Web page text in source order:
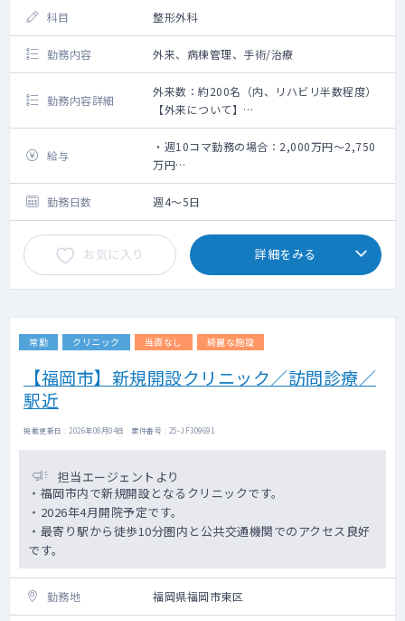
科目 整形外科
勤務内容 外来、病棟管理、手術/治療
勤務内容詳細
外来数：約200名（内、リハビリ半数程度）
【外来について】
◇主な症例：骨粗鬆症検診、治療・肩、関節
の疼痛・膝関節の疼痛・外傷（骨折・脱臼・
捻挫等）・腰痛・臀部痛・下肢や足のしび
れ・肩凝り・項頚部痛・腕や手のしびれ・痛
風・交通事故・健康診査
◇その他：リハビリ指示出し
◇患者層：若年層（学生）～高齢者、
◇1日あたり外来患者数：200名程度（内、リ
ハビリ半数程度）
※内科的な対応は原則不要となります（必要
【病棟管理】
◇手術対応：手指小手術のみあり（ばね指な
【院長に付帯する業務】
経営管理・人事労務管理などは別途事務長・
Mgrがおりますので院長は直接担当不要です
が、経営状態の把握は必要となります。
【その他診療所運営に関わる諸業務】
◇経営に関わる負担は最小限に調整可能とな
ります（法人側がバックアップ）
給与
・週10コマ勤務の場合：2,000万円～2,750
万円
【内訳詳細】
基本給与 2,000～2.500万
オンコール手当 0～150万（週1～3回：回数
は双方相談の上決定します）
その他手当（相談により：住居手当、帰省手
当等）100万程度見込み
基本給与 1,600～2.000万
は双方相談の上決定します）
勤務日数 週4～5日
お気に入り 詳細をみる
常勤 クリニック 当直なし 綺麗な施設
【福岡市】新規開設クリニック／訪問診療／
駅近
掲載更新日 : 2026年08月04日 案件番号 : 25-JF309691
担当エージェントより
・福岡市内で新規開設となるクリニックです。
・2026年4月開院予定です。
・最寄り駅から徒歩10分圏内と公共交通機関でのアクセス良好
です。
勤務地 福岡県福岡市東区